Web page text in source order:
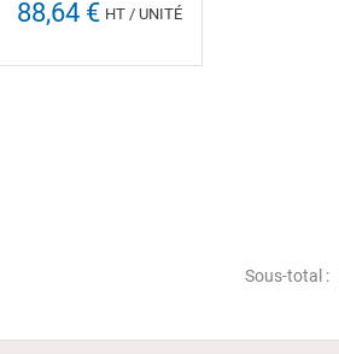
88,64 € HT / UNITÉ
Sous-total :